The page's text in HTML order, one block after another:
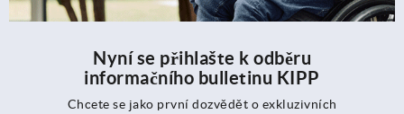
Nyní se přihlašte k odběru
informačního bulletinu KIPP
Chcete se jako první dozvědět o exkluzivních